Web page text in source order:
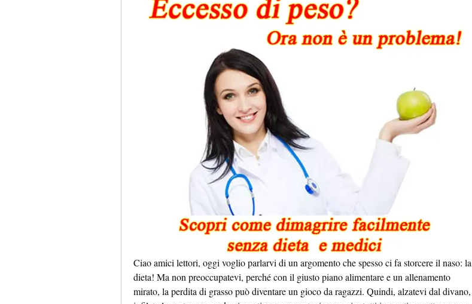
Ciao amici lettori, oggi voglio parlarvi di un argomento che spesso ci fa storcere il naso: la
dieta! Ma non preoccupatevi, perché con il giusto piano alimentare e un allenamento
mirato, la perdita di grasso può diventare un gioco da ragazzi. Quindi, alzatevi dal divano,